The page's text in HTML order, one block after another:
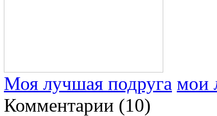
Моя лучшая подруга мои
Комментарии (10)